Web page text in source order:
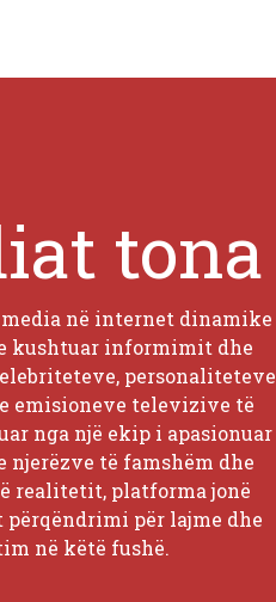
tona
në internet dinamike
kushtuar informimit dhe
personaliteteve
emisioneve televizive të
nga një ekip i apasionuar
njerëzve të famshëm dhe
realitetit, platforma jonë
përqëndrimi për lajme dhe
në këtë fushë.